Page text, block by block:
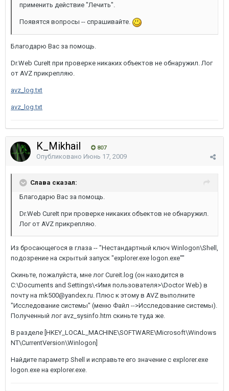
применить действие "Лечить".
Появятся вопросы -- спрашивайте.
Благодарю Вас за помощь.
Dr.Web CureIt при проверке никаких объектов не обнаружил. Лог
от AVZ прикрепляю.
avz_log.txt
avz_log.txt
K_Mikhail 807
Опубликовано Июнь 17, 2009
Слава сказал:
Благодарю Вас за помощь.
Dr.Web CureIt при проверке никаких объектов не обнаружил.
Лог от AVZ прикрепляю.
Из бросающегося в глаза -- "Нестандартный ключ Winlogon\Shell,
подозрение на скрытый запуск "explorer.exe logon.exe""
Скиньте, пожалуйста, мне лог Cureit.log (он находится в
C:\Documents and Settings\<Имя пользователя>\Doctor Web) в
почту на mk500@yandex.ru. Плюс к этому в AVZ выполните
"Исследование системы" (меню Файл -->Исследование системы).
Полученный лог avz_sysinfo.htm скиньте туда же.
В разделе [HKEY_LOCAL_MACHINE\SOFTWARE\Microsoft\Windows
NT\CurrentVersion\Winlogon]
Найдите параметр Shell и исправьте его значение с explorer.exe
logon.exe на explorer.exe.